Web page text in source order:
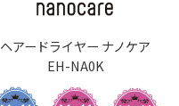
ヘアードライヤー ナノケア
EH-NA0K